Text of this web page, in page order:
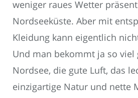
weniger raues Wetter
Nordseeküste. Aber mit
Kleidung kann eigentlich
Und man bekommt ja so viel
Nordsee, die gute Luft, das
einzigartige Natur und nette